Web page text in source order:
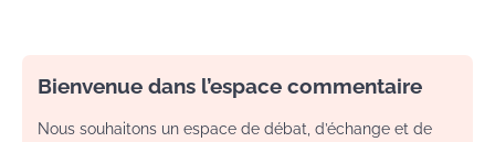
Bienvenue dans l’espace commentaire
Nous souhaitons un espace de débat, d’échange et de